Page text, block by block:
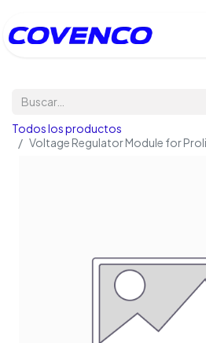
Todos los productos
Voltage Regulator Module for